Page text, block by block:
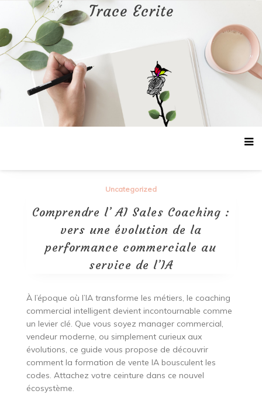
contenu
Trace Ecrite
Uncategorized
Comprendre l’ AI Sales Coaching :
vers une évolution de la
performance commerciale au
service de l’IA
À l’époque où l’IA transforme les métiers, le coaching
commercial intelligent devient incontournable comme
un levier clé. Que vous soyez manager commercial,
vendeur moderne, ou simplement curieux aux
évolutions, ce guide vous propose de découvrir
comment la formation de vente IA bousculent les
codes. Attachez votre ceinture dans ce nouvel
écosystème.